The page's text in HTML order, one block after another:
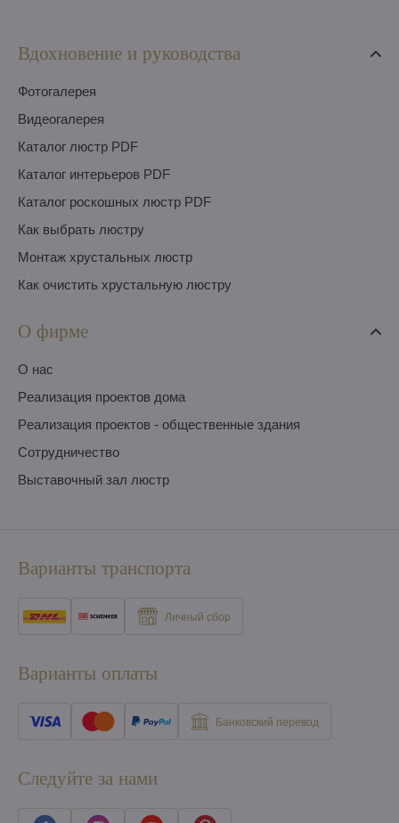
Вдохновение и руководства
Фотогалерея
Видеогалерея
Каталог люстр PDF
Каталог интерьеров PDF
Каталог роскошных люстр PDF
Как выбрать люстру
Монтаж хрустальных люстр
Как очистить хрустальную люстру
О фирме
O нас
Pеализация проектов дома
Pеализация проектов - общественные здания
Сотрудничество
Выставочный зал люстр
Варианты транспорта
Личный сбор
Варианты оплаты
Банковский перевод
Следуйте за нами